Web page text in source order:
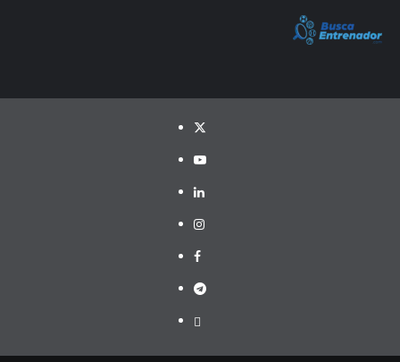
Twitter
YouTube
LinkedIn
Instagram
Facebook
Telegram
PayPal